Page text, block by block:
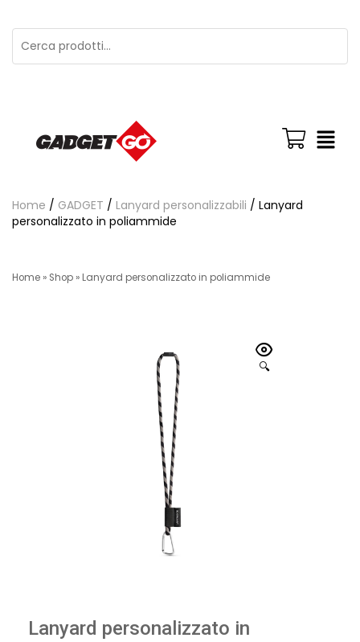
Home / GADGET / Lanyard personalizzabili / Lanyard
personalizzato in poliammide
Home » Shop » Lanyard personalizzato in poliammide
🔍
Lanyard personalizzato in